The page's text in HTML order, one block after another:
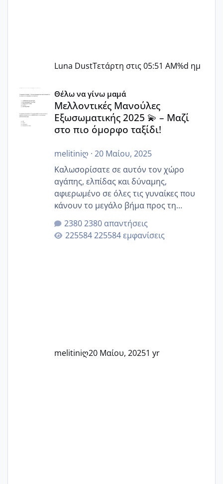
Luna DustΤετάρτη στις 05:51 AM%d ημ
Μελλοντικές Μανούλες Εξωσωματικής 2025 💫 – Μαζί
Θέλω να γίνω μαμά
Μελλοντικές Μανούλες
Εξωσωματικής 2025 💫 – Μαζί
στο πιο όμορφο ταξίδι!
melitiniღ · 20 Μαίου, 2025
Καλωσορίσατε σε αυτόν τον χώρο
αγάπης, ελπίδας και δύναμης,
αφιερωμένο σε όλες τις γυναίκες που
κάνουν το μεγάλο βήμα προς τη
μητρότητα μέσω εξωσωματικής το 2025.
Εδώ θα μοιραστούμε αγωνίες, χαρές,
εμπειρίες και κάθε μικρή ή μεγάλη
2380 απαντήσεις
225584 εμφανίσεις
melitiniღ20 Μαίου, 20251 yr